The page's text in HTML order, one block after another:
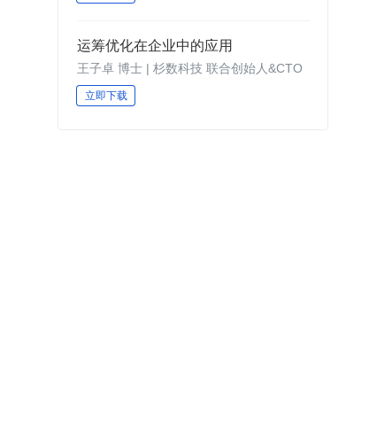
运筹优化在企业中的应用
王子卓 博士 | 杉数科技 联合创始人&CTO
立即下载